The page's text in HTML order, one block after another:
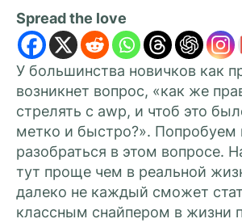
Spread the love
У большинства новичков как
возникнет вопрос, «как же
стрелять с awp, и чтоб это
метко и быстро?». Попробуем
разобраться в этом вопросе.
тут проще чем в реальной
далеко не каждый сможет
классным снайпером в жизни